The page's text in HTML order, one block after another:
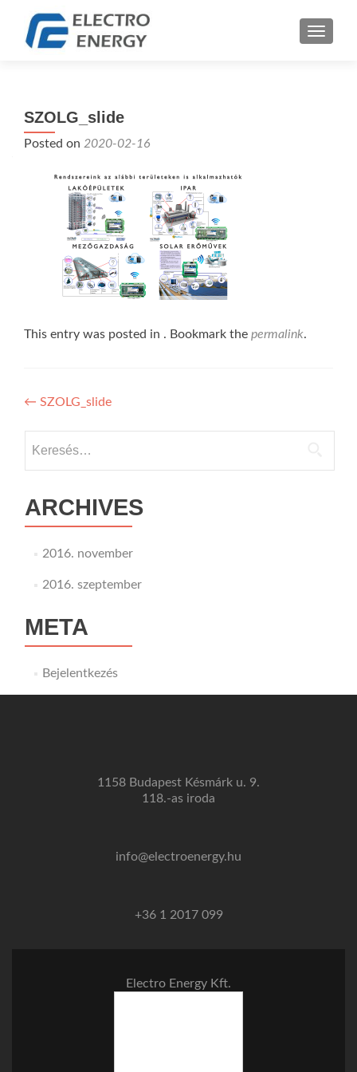
SZOLG_slide
Posted on 2020-02-16
This entry was posted in . Bookmark the permalink.
Bejegyzés
navigáció
← SZOLG_slide
ARCHIVES
2016. november
2016. szeptember
META
Bejelentkezés
1158 Budapest Késmárk u. 9.
118.-as iroda
info@electroenergy.hu
+36 1 2017 099
Electro Energy Kft.